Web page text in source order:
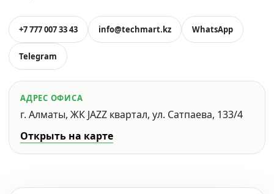
+7 777 007 33 43 info@techmart.kz WhatsApp
Telegram
АДРЕС ОФИСА
г. Алматы, ЖК JAZZ квартал, ул. Сатпаева, 133/4
Открыть на карте